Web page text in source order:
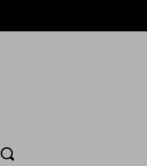
Cerca